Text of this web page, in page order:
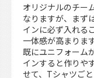
オリジナルのチー
なりますが、まず
インに必ず入れる
一体感が高まりま
既にユニフォーム
インすると作りや
せて、Tシャツご